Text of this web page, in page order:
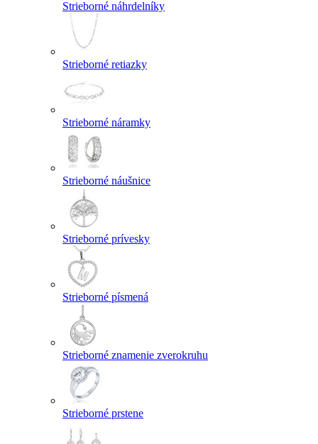
Strieborné náhrdelníky
Strieborné retiazky
Strieborné náramky
Strieborné náušnice
Strieborné prívesky
Strieborné písmená
Strieborné znamenie zverokruhu
Strieborné prstene